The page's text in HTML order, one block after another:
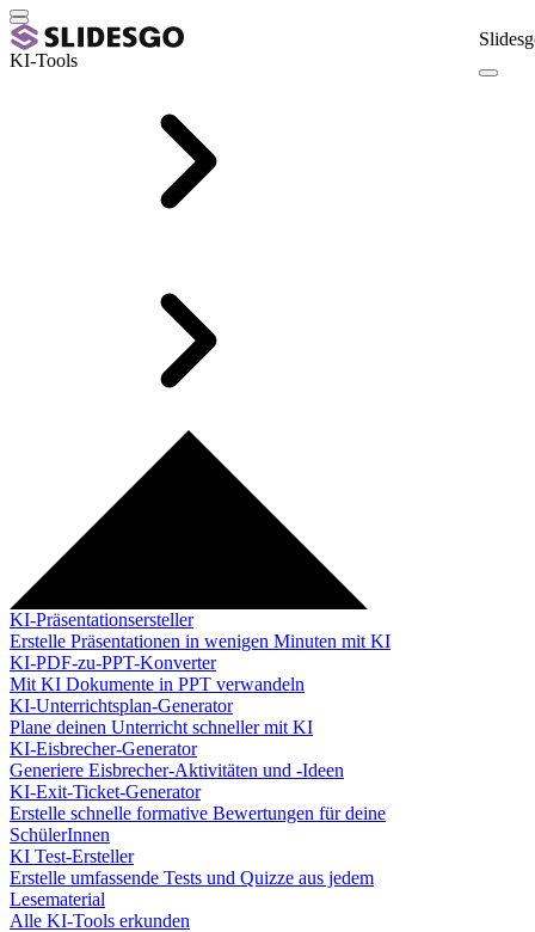
KI-Tools
KI-Präsentationsersteller
Erstelle Präsentationen in wenigen Minuten mit KI
KI-PDF-zu-PPT-Konverter
Mit KI Dokumente in PPT verwandeln
KI-Unterrichtsplan-Generator
Plane deinen Unterricht schneller mit KI
KI-Eisbrecher-Generator
Generiere Eisbrecher-Aktivitäten und -Ideen
KI-Exit-Ticket-Generator
Erstelle schnelle formative Bewertungen für deine
SchülerInnen
KI Test-Ersteller
Erstelle umfassende Tests und Quizze aus jedem
Lesematerial
Alle KI-Tools erkunden